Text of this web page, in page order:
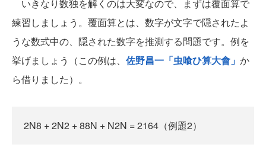
いきなり数独を解くのは大変なので、まずは覆面算で
練習しましょう。覆面算とは、数字が文字で隠されたよ
うな数式中の、隠された数字を推測する問題です。例を
挙げましょう（この例は、 佐野昌一「虫喰ひ算大會」 か
ら借りました）。
2N8 + 2N2 + 88N + N2N = 2164（例題2）